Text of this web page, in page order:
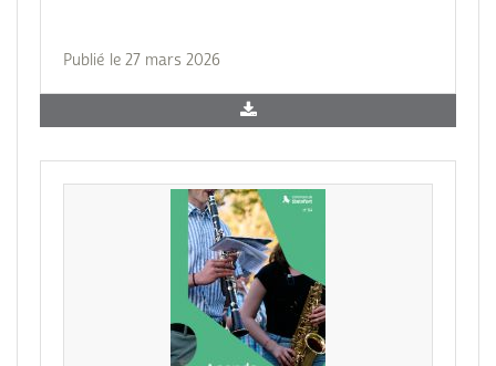
Publié le 27 mars 2026